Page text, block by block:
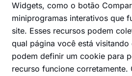
Widgets, como o botão
miniprogramas interativos que
site. Esses recursos podem
qual página você está visitando
podem definir um cookie para
recurso funcione corretamente.